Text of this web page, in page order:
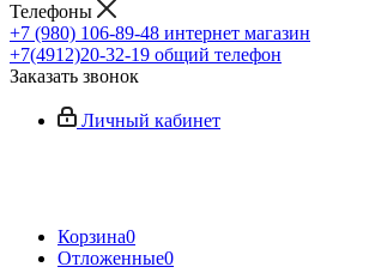
Телефоны
+7 (980) 106-89-48 интернет магазин
+7(4912)20-32-19 общий телефон
Заказать звонок
Личный кабинет
Корзина0
Отложенные0